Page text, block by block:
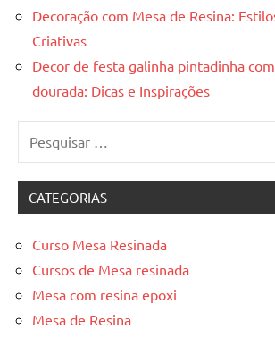
Decoração com Mesa de Resina:
Criativas
Decor de festa galinha pintadinha
dourada: Dicas e Inspirações
CATEGORIAS
Curso Mesa Resinada
Cursos de Mesa resinada
Mesa com resina epoxi
Mesa de Resina